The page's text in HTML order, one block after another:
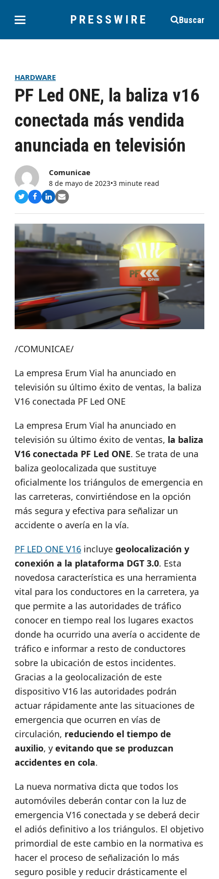
PRESSWIRE Buscar
HARDWARE
PF Led ONE, la baliza v16
conectada más vendida
anunciada en televisión
Comunicae
8 de mayo de 2023•3 minute read
Compartir
Twitter
Compartir
Facebook
Compartir
LinkedIn
Share
Email
/COMUNICAE/
La empresa Erum Vial ha anunciado en
televisión su último éxito de ventas, la baliza
V16 conectada PF Led ONE
La empresa Erum Vial ha anunciado en
televisión su último éxito de ventas, la baliza
V16 conectada PF Led ONE. Se trata de una
baliza geolocalizada que sustituye
oficialmente los triángulos de emergencia en
las carreteras, convirtiéndose en la opción
más segura y efectiva para señalizar un
accidente o avería en la vía.
PF LED ONE V16 incluye geolocalización y
conexión a la plataforma DGT 3.0. Esta
novedosa característica es una herramienta
vital para los conductores en la carretera, ya
que permite a las autoridades de tráfico
conocer en tiempo real los lugares exactos
donde ha ocurrido una avería o accidente de
tráfico e informar a resto de conductores
sobre la ubicación de estos incidentes.
Gracias a la geolocalización de este
dispositivo V16 las autoridades podrán
actuar rápidamente ante las situaciones de
emergencia que ocurren en vías de
circulación, reduciendo el tiempo de
auxilio, y evitando que se produzcan
accidentes en cola.
La nueva normativa dicta que todos los
automóviles deberán contar con la luz de
emergencia V16 conectada y se deberá decir
el adiós definitivo a los triángulos. El objetivo
primordial de este cambio en la normativa es
hacer el proceso de señalización lo más
seguro posible y reducir drásticamente el